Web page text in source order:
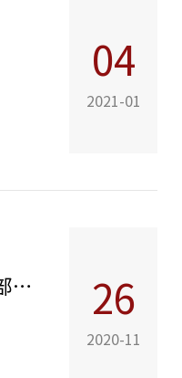
04
2021-01
跨境并购重组培育新动能——基石资本助力埃夫特海外并购 塑造世界工业机器人头部玩家 26
2020-11